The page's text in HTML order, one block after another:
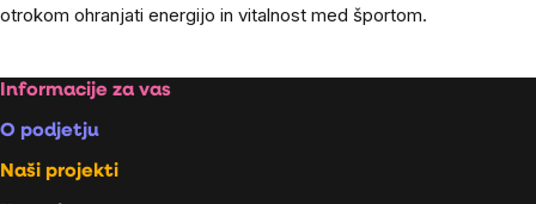
otrokom ohranjati energijo in vitalnost med športom.
Footer
Informacije za vas
O podjetju
Naši projekti